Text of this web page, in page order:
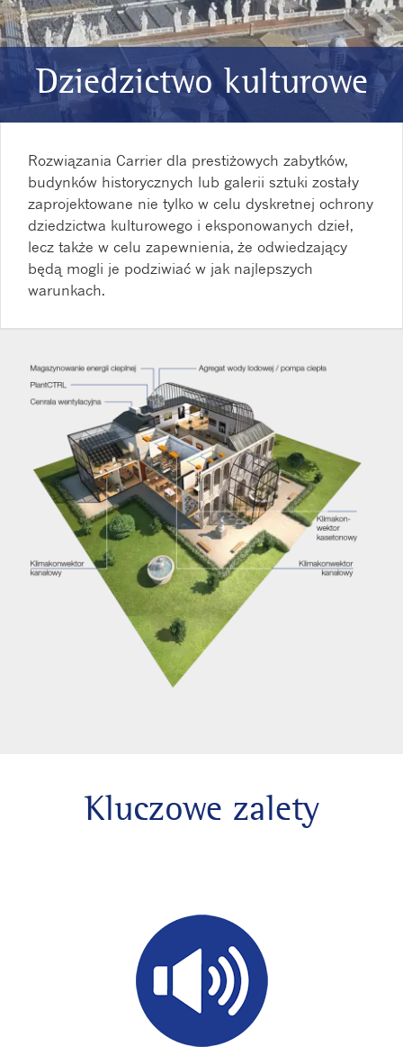
Dziedzictwo kulturowe
Rozwiązania Carrier dla prestiżowych zabytków,
budynków historycznych lub galerii sztuki zostały
zaprojektowane nie tylko w celu dyskretnej ochrony
dziedzictwa kulturowego i eksponowanych dzieł,
lecz także w celu zapewnienia, że odwiedzający
będą mogli je podziwiać w jak najlepszych
warunkach.
Kluczowe zalety